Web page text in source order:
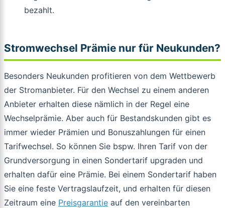
bezahlt.
Stromwechsel Prämie nur für Neukunden?
Besonders Neukunden profitieren von dem Wettbewerb
der Stromanbieter. Für den Wechsel zu einem anderen
Anbieter erhalten diese nämlich in der Regel eine
Wechselprämie. Aber auch für Bestandskunden gibt es
immer wieder Prämien und Bonuszahlungen für einen
Tarifwechsel. So können Sie bspw. Ihren Tarif von der
Grundversorgung in einen Sondertarif upgraden und
erhalten dafür eine Prämie. Bei einem Sondertarif haben
Sie eine feste Vertragslaufzeit, und erhalten für diesen
Zeitraum eine Preisgarantie auf den vereinbarten